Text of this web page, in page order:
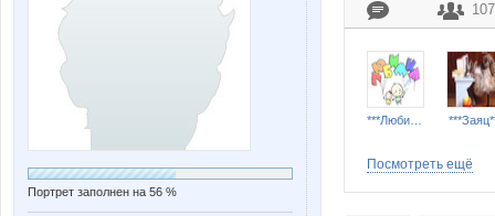
Портрет заполнен на 56 %
107
Посмотреть ещё